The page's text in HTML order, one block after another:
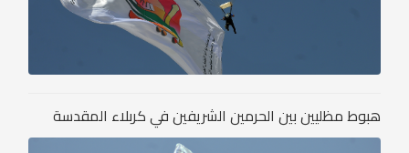
هبوط مظليين بين الحرمين الشريفين في كربلاء المقدسة